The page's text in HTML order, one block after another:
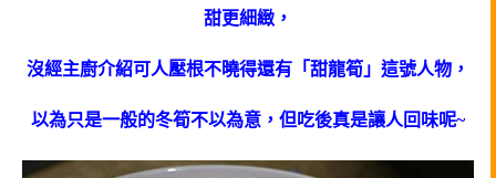
甜更細緻，
沒經主廚介紹可人壓根不曉得還有「甜龍筍」這號人物，
以為只是一般的冬筍不以為意，但吃後真是讓人回味呢~